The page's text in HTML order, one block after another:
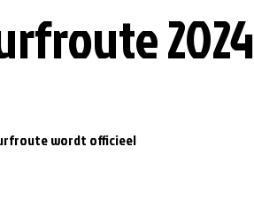
2024
wordt officieel